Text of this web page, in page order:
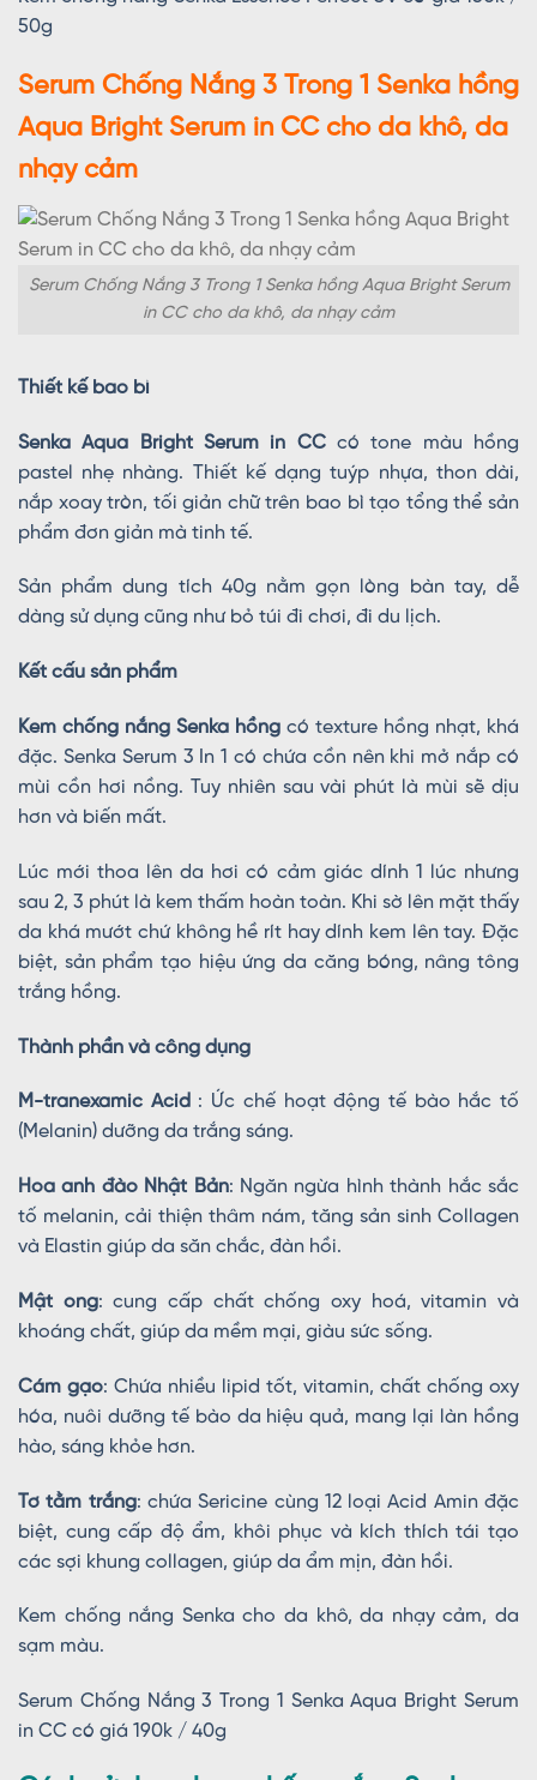
50g
Serum Chống Nắng 3 Trong 1 Senka hồng
Aqua Bright Serum in CC cho da khô, da
nhạy cảm
Serum Chống Nắng 3 Trong 1 Senka hồng Aqua Bright Serum
in CC cho da khô, da nhạy cảm
Thiết kế bao bì
Senka Aqua Bright Serum in CCcó tone màu hồng
pastel nhẹ nhàng. Thiết kế dạng tuýp nhựa, thon dài,
nắp xoay tròn, tối giản chữ trên bao bì tạo tổng thể sản
phẩm đơn giản mà tinh tế.
Sản phẩm dung tích 40g nằm gọn lòng bàn tay, dễ
dàng sử dụng cũng như bỏ túi đi chơi, đi du lịch.
Kết cấu sản phẩm
Kem chống nắng Senka hồng có texture hồng nhạt, khá
đặc. Senka Serum 3 In 1 có chứa cồn nên khi mở nắp có
mùi cồn hơi nồng. Tuy nhiên sau vài phút là mùi sẽ dịu
hơn và biến mất.
Lúc mới thoa lên da hơi có cảm giác dính 1 lúc nhưng
sau 2, 3 phút là kem thấm hoàn toàn. Khi sờ lên mặt thấy
da khá mướt chứ không hề rít hay dính kem lên tay. Đặc
biệt, sản phẩm tạo hiệu ứng da căng bóng, nâng tông
trắng hồng.
Thành phần và công dụng
M-tranexamic Acid: Ức chế hoạt động tế bào hắc tố
(Melanin) dưỡng da trắng sáng.
Hoa anh đào Nhật Bản: Ngăn ngừa hình thành hắc sắc
tố melanin, cải thiện thâm nám, tăng sản sinh Collagen
và Elastin giúp da săn chắc, đàn hồi.
Mật ong: cung cấp chất chống oxy hoá, vitamin và
khoáng chất, giúp da mềm mại, giàu sức sống.
Cám gạo: Chứa nhiều lipid tốt, vitamin, chất chống oxy
hóa, nuôi dưỡng tế bào da hiệu quả, mang lại làn hồng
hào, sáng khỏe hơn.
Tơ tằm trắng: chứa Sericine cùng 12 loại Acid Amin đặc
biệt, cung cấp độ ẩm, khôi phục và kích thích tái tạo
các sợi khung collagen, giúp da ẩm mịn, đàn hồi.
Kem chống nắng Senka cho da khô, da nhạy cảm, da
sạm màu.
Serum Chống Nắng 3 Trong 1 Senka Aqua Bright Serum
in CC có giá 190k / 40g